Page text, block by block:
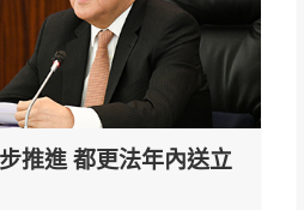
推進 都更法年內送立